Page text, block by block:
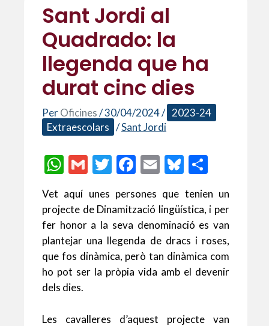
Sant Jordi al
Quadrado: la
llegenda que ha
durat cinc dies
PerOficines/30/04/2024/ 2023-24
Extraescolars /Sant Jordi
W
at
s
A
p
p
G
ai
l
T
itt
er
F
e
b
o
o
k
E
ai
l
Bl
es
ky
m
p
ar
te
ix
Vet aquí unes persones que tenien un
projecte de Dinamització lingüística, i per
fer honor a la seva denominació es van
plantejar una llegenda de dracs i roses,
que fos dinàmica, però tan dinàmica com
ho pot ser la pròpia vida amb el devenir
dels dies.
Les cavalleres d’aquest projecte van